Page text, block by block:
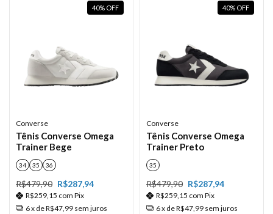
40% OFF
Converse
Tênis Converse Omega
Trainer Bege
34 35 36
R$479,90 R$287,94
R$259,15 com Pix
6x deR$47,99 sem juros
40% OFF
Converse
Tênis Converse Omega
Trainer Preto
35
R$479,90 R$287,94
R$259,15 com Pix
6x deR$47,99 sem juros